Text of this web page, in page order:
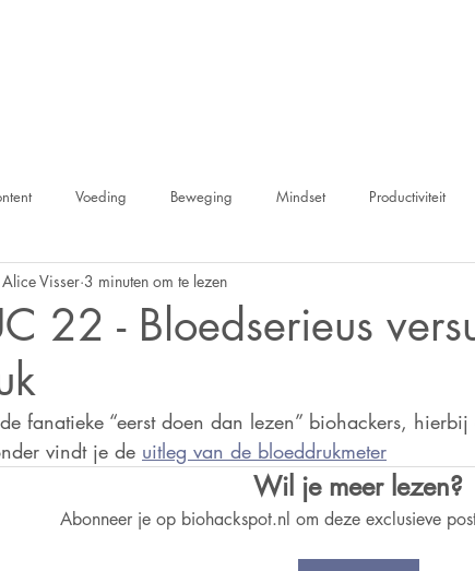
Voeding Beweging Mindset Productiviteit
22 - Bloedserieus
Alice Visser 3 minuten om te lezen
fanatieke “eerst doen dan lezen” biohackers,
vindt je de uitleg van de bloeddrukmeter
Wil je meer lezen?
Abonneer je op biohackspot.nl om deze exclusieve